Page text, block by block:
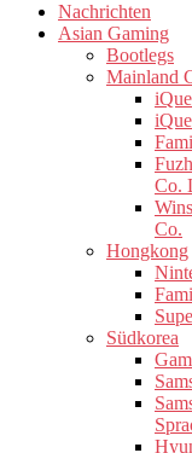
Nachrichten
Asian Gaming
Bootlegs
Mainland
Co.
Co.
Hongkong
Südkorea